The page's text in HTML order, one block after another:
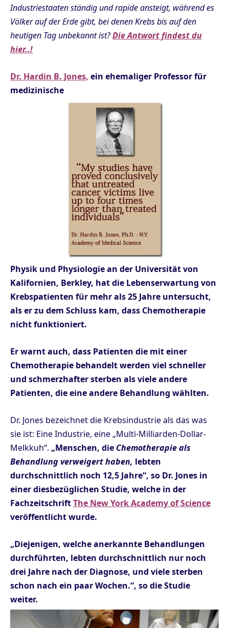
Industriestaaten ständig und rapide ansteigt, während es
Völker auf der Erde gibt, bei denen Krebs bis auf den
heutigen Tag unbekannt ist?Die Antwort findest du
hier..!
Dr. Hardin B. Jones, ein ehemaliger Professor für
medizinische
Physik und Physiologie an der Universität von
Kalifornien, Berkley, hat die Lebenserwartung von
Krebspatienten für mehr als 25 Jahre untersucht,
als er zu dem Schluss kam, dass Chemotherapie
nicht funktioniert.
Er warnt auch, dass Patienten die mit einer
Chemotherapie behandelt werden viel schneller
und schmerzhafter sterben als viele andere
Patienten, die eine andere Behandlung wählten.
Dr. Jones bezeichnet die Krebsindustrie als das was
sie ist: Eine Industrie, eine „Multi-Milliarden-Dollar-
Melkkuh“. „Menschen, die Chemotherapie als
Behandlung verweigert haben, lebten
durchschnittlich noch 12,5 Jahre“, so Dr. Jones in
einer diesbezüglichen Studie, welche in der
FachzeitschriftThe New York Academy of Science
veröffentlicht wurde.
„Diejenigen, welche anerkannte Behandlungen
durchführten, lebten durchschnittlich nur noch
drei Jahre nach der Diagnose, und viele sterben
schon nach ein paar Wochen.“, so die Studie
weiter.